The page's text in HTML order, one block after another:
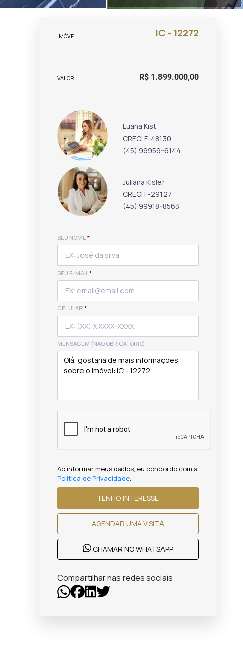
IMÓVEL IC - 12272
VALOR R$ 1.899.000,00
Luana Kist
CRECI F-48130
(45) 99959-6144
Juliana Kisler
CRECI F-29127
(45) 99918-8563
SEU NOME *
SEU E-MAIL *
CELULAR *
MENSAGEM (NÃO OBRIGATÓRIO)
Ao informar meus dados, eu concordo com a
Política de Privacidade.
TENHO INTERESSE
AGENDAR UMA VISITA
CHAMAR NO WHATSAPP
Compartilhar nas redes sociais